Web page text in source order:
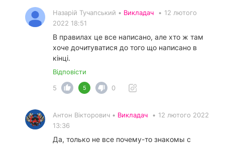
Назарій Тучапський • Викладач • 12 лютого
2022 18:51
В правилах це все написано, але хто ж там
хоче дочитуватися до того що написано в
кінці.
Відповісти
5
5 0
Антон Вікторович • Викладач • 12 лютого 2022
13:36
Да, только не все почему-то знакомы с